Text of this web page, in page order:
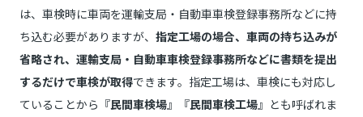
は、車検時に車両を運輸支局・自動車車検登録事務所などに持
ち込む必要がありますが、 指定工場の場合、車両の持ち込みが
省略され、運輸支局・自動車車検登録事務所などに書類を提出
するだけで車検が取得できます。指定工場は、車検にも対応し
ていることから『民間車検場』『民間車検工場』とも呼ばれま